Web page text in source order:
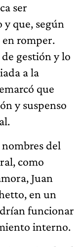
ser
que, según
romper.
gestión y lo
a la
que
y suspenso
del
como
Juan
en un
funcionar
interno.